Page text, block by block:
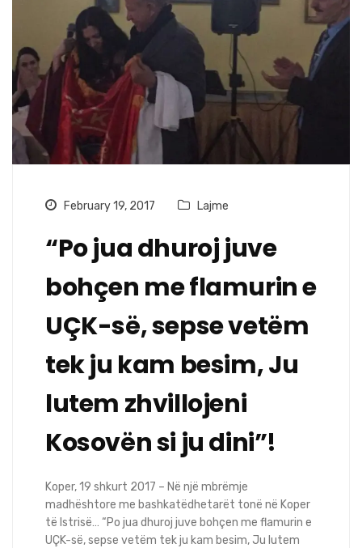
February 19, 2017 Lajme
“Po jua dhuroj juve
bohçen me flamurin e
UÇK-së, sepse vetëm
tek ju kam besim, Ju
lutem zhvillojeni
Kosovën si ju dini”!
Koper, 19 shkurt 2017 – Në një mbrëmje
madhështore me bashkatëdhetarët tonë në Koper
të Istrisë… “Po jua dhuroj juve bohçen me flamurin e
UÇK-së, sepse vetëm tek ju kam besim, Ju lutem